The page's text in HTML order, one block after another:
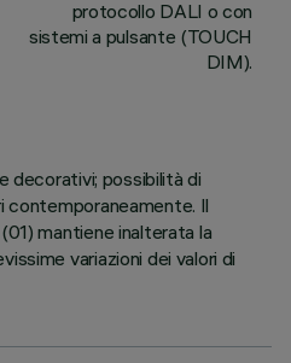
protocollo DALI o con
sistemi a pulsante (TOUCH
DIM).
decorativi; possibilità di
contemporaneamente. Il
mantiene inalterata la
variazioni dei valori di